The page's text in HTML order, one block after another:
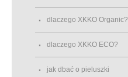
dlaczego XKKO Organic?
dlaczego XKKO ECO?
jak dbać o pieluszki